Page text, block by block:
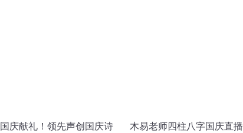
国庆献礼！领先声创国庆诗
木易老师四柱八字国庆直播